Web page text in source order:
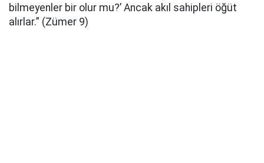
bilmeyenler bir olur mu?’ Ancak akıl sahipleri öğüt
alırlar.” (Zümer 9)